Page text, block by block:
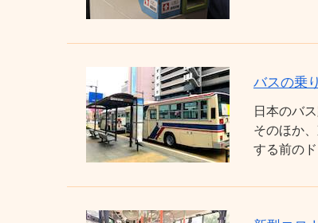
バスの乗
日本のバ
そのほか
する前の